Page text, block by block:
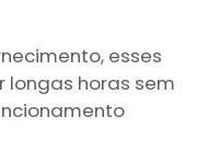
esses
horas sem